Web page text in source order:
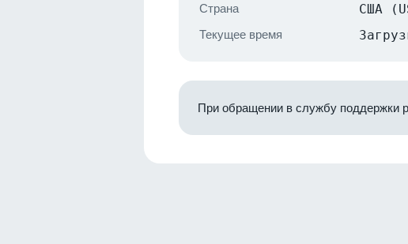
Страна США
Текущее время
При обращении в службу поддержки